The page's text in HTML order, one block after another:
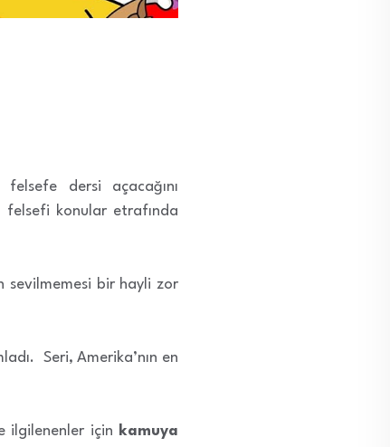
dersi açacağını
konular etrafında
sevilmemesi bir hayli zor
Seri, Amerika’nın en
ilgilenenler için kamuya